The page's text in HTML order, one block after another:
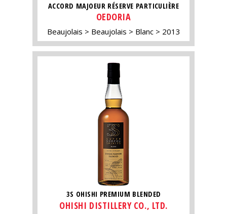
ACCORD MAJOEUR RÉSERVE PARTICULIÈRE
OEDORIA
Beaujolais Beaujolais Blanc 2013
3S OHISHI PREMIUM BLENDED
OHISHI DISTILLERY CO., LTD.